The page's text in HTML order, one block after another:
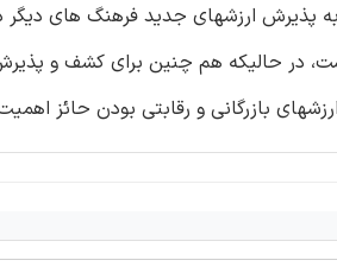
به پذیرش ارزشهای جدید فرهنگ های
است، در حالیکه هم چنین برای کشف و
بازرگانی و رقابتی بودن حائز